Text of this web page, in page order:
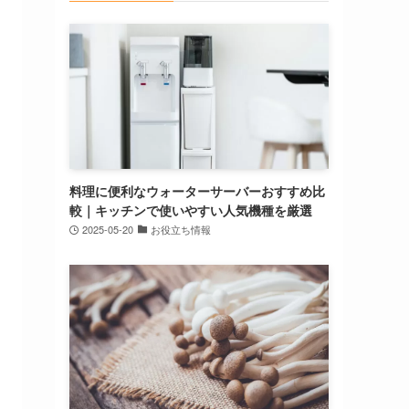
料理に便利なウォーターサーバーおすすめ比
較｜キッチンで使いやすい人気機種を厳選
2025-05-20 お役立ち情報